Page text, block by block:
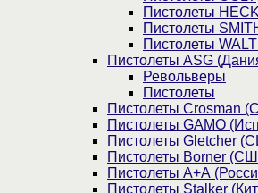
Пистолеты
Пистолеты
Пистолеты
Пистолеты ASG
Револьверы
Пистолеты
Пистолеты Crosman
Пистолеты GAMO
Пистолеты Gletcher
Пистолеты Borner
Пистолеты А+А
Пистолеты Stalker